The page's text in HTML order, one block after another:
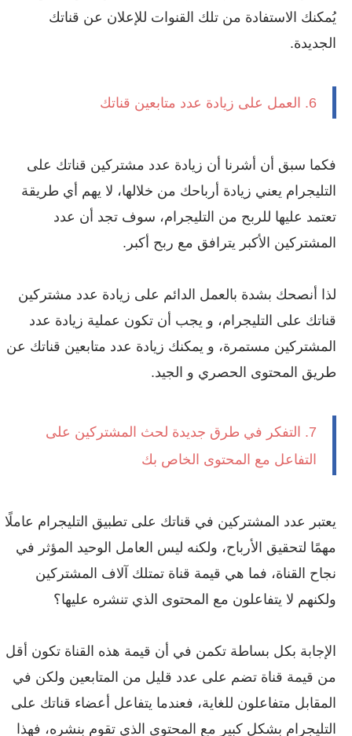
يُمكنك الاستفادة من تلك القنوات للإعلان عن قناتك
الجديدة.
6. العمل على زيادة عدد متابعين قناتك
فكما سبق أن أشرنا أن زيادة عدد مشتركين قناتك على
التليجرام يعني زيادة أرباحك من خلالها، لا يهم أي طريقة
تعتمد عليها للربح من التليجرام، سوف تجد أن عدد
المشتركين الأكبر يترافق مع ربح أكبر.
لذا أنصحك بشدة بالعمل الدائم على زيادة عدد مشتركين
قناتك على التليجرام، و يجب أن تكون عملية زيادة عدد
المشتركين مستمرة، و يمكنك زيادة عدد متابعين قناتك عن
طريق المحتوى الحصري و الجيد.
7. التفكر في طرق جديدة لحث المشتركين على
التفاعل مع المحتوى الخاص بك
يعتبر عدد المشتركين في قناتك على تطبيق التليجرام عاملًا
مهمًا لتحقيق الأرباح، ولكنه ليس العامل الوحيد المؤثر في
نجاح القناة، فما هي قيمة قناة تمتلك آلاف المشتركين
ولكنهم لا يتفاعلون مع المحتوى الذي تنشره عليها؟
الإجابة بكل بساطة تكمن في أن قيمة هذه القناة تكون أقل
من قيمة قناة تضم على عدد قليل من المتابعين ولكن في
المقابل متفاعلون للغاية، فعندما يتفاعل أعضاء قناتك على
التليجرام بشكل كبير مع المحتوى الذي تقوم بنشره، فهذا